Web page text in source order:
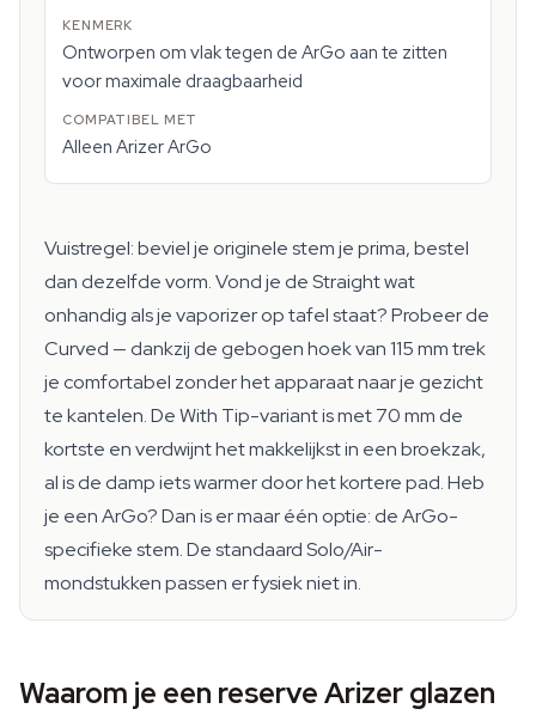
Ontworpen om vlak tegen de ArGo aan te zitten
voor maximale draagbaarheid
Alleen Arizer ArGo
Vuistregel: beviel je originele stem je prima, bestel
dan dezelfde vorm. Vond je de Straight wat
onhandig als je vaporizer op tafel staat? Probeer de
Curved — dankzij de gebogen hoek van 115 mm trek
je comfortabel zonder het apparaat naar je gezicht
te kantelen. De With Tip-variant is met 70 mm de
kortste en verdwijnt het makkelijkst in een broekzak,
al is de damp iets warmer door het kortere pad. Heb
je een ArGo? Dan is er maar één optie: de ArGo-
specifieke stem. De standaard Solo/Air-
mondstukken passen er fysiek niet in.
Waarom je een reserve Arizer glazen